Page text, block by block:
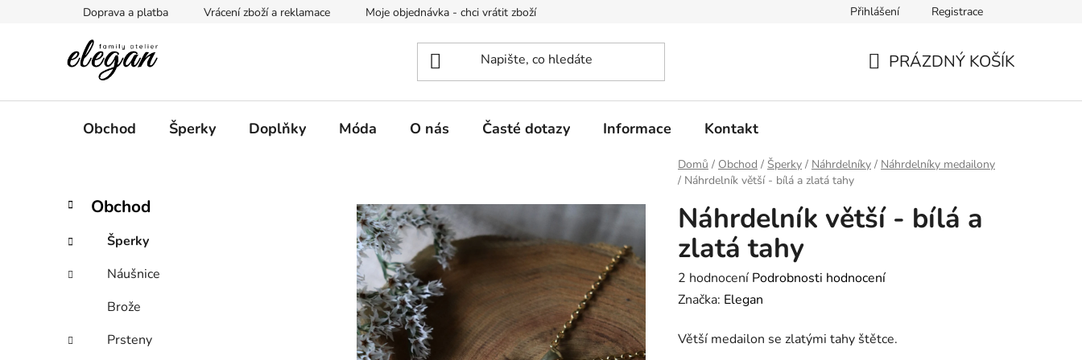
Doprava a platba Vrácení zboží a reklamace Moje objednávka - chci vrátit zboží Podmínky ochrany osobních údajů Ověřování recenzí
Přihlášení Registrace
PRÁZDNÝ KOŠÍK
Obchod Šperky Doplňky Móda O nás Časté dotazy Informace Kontakt
Domů / Obchod / Šperky / Náhrdelníky / Náhrdelníky medailony
/ Náhrdelník větší - bílá a zlatá tahy
P
s
r
n
Přeskočit
kategorie
K
a
e
g
o
e
Obchod
Šperky
Náušnice
Brože
Prsteny
Náhrdelník větší - bílá a
zlatá tahy
Průměrné
hodnocení
je
2 hodnocení Podrobnosti hodnocení
Značka: Elegan
Větší medailon se zlatými tahy štětce.